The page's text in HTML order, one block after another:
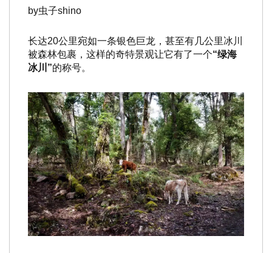
by虫子shino
长达20公里宛如一条银色巨龙，甚至有几公里冰川
被森林包裹，这样的奇特景观让它有了一个“绿海
冰川”的称号。